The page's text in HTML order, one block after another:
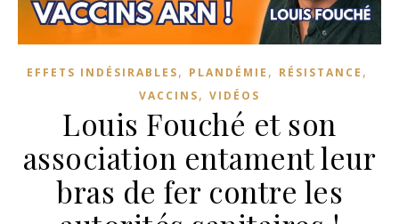
EFFETS INDÉSIRABLES, PLANDÉMIE , RÉSISTANCE ,
VACCINS, VIDÉOS
Louis Fouché et son
association entament leur
bras de fer contre les